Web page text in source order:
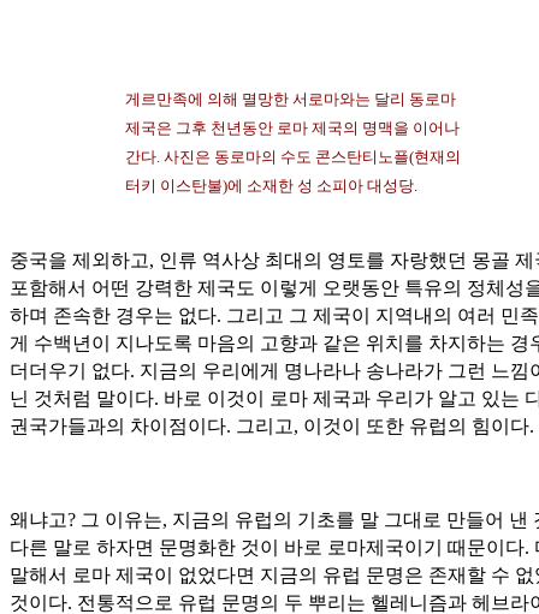
게르만족에 의해 멸망한 서로마와는 달리 동로마
제국은 그후 천년동안 로마 제국의 명맥을 이어나
간다. 사진은 동로마의 수도 콘스탄티노플(현재의
터키 이스탄불)에 소재한 성 소피아 대성당.
중국을 제외하고, 인류 역사상 최대의 영토를 자랑했던 몽골 제
포함해서 어떤 강력한 제국도 이렇게 오랫동안 특유의 정체성
하며 존속한 경우는 없다. 그리고 그 제국이 지역내의 여러 민
게 수백년이 지나도록 마음의 고향과 같은 위치를 차지하는 경
더더우기 없다. 지금의 우리에게 명나라나 송나라가 그런 느낌
닌 것처럼 말이다. 바로 이것이 로마 제국과 우리가 알고 있는
권국가들과의 차이점이다. 그리고, 이것이 또한 유럽의 힘이다.
왜냐고? 그 이유는, 지금의 유럽의 기초를 말 그대로 만들어 낸
다른 말로 하자면 문명화한 것이 바로 로마제국이기 때문이다.
말해서 로마 제국이 없었다면 지금의 유럽 문명은 존재할 수 없
것이다. 전통적으로 유럽 문명의 두 뿌리는 헬레니즘과 헤브라